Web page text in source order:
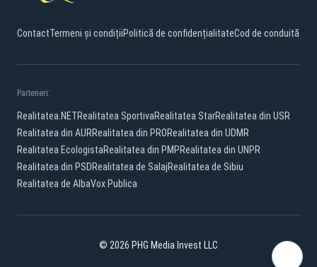
ContactTermeni și condițiiPolitică de confidențialitateCod de conduită
Parteneri:
Realitatea.NETRealitatea SportivaRealitatea StarRealitatea din USR
Realitatea din AURRealitatea din PRORealitatea din UDMR
Realitatea EcologistaRealitatea din PMPRealitatea din UNPR
Realitatea din PSDRealitatea de SalajRealitatea de Sibiu
Realitatea de AlbaVox Publica
© 2026 PHG Media Invest LLC